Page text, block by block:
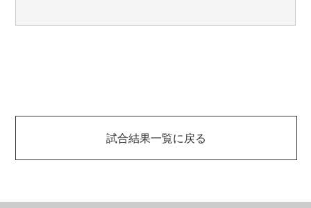
試合結果一覧に戻る